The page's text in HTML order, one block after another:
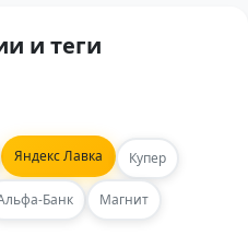
и теги
Яндекс Лавка Купер
Банк Магнит